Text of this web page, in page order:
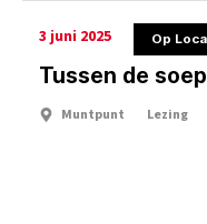
3 juni 2025 Op
Tussen de
Muntpunt Lezing